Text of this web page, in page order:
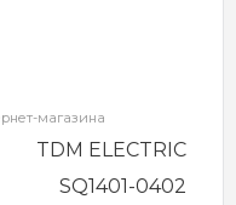
магазина
TDM ELECTRIC
SQ1401-0402